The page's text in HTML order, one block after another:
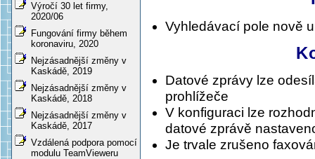
Výročí 30 let firmy,
2020/06
Fungování firmy během
koronaviru, 2020
Nejzásadnější změny v
Kaskádě, 2019
Nejzásadnější změny v
Kaskádě, 2018
Nejzásadnější změny v
Kaskádě, 2017
Vzdálená podpora pomocí
modulu TeamVieweru
Vyhledávací pole nově
Datové zprávy lze
prohlížeče
V konfiguraci lze
datové zprávě
Je trvale zrušeno